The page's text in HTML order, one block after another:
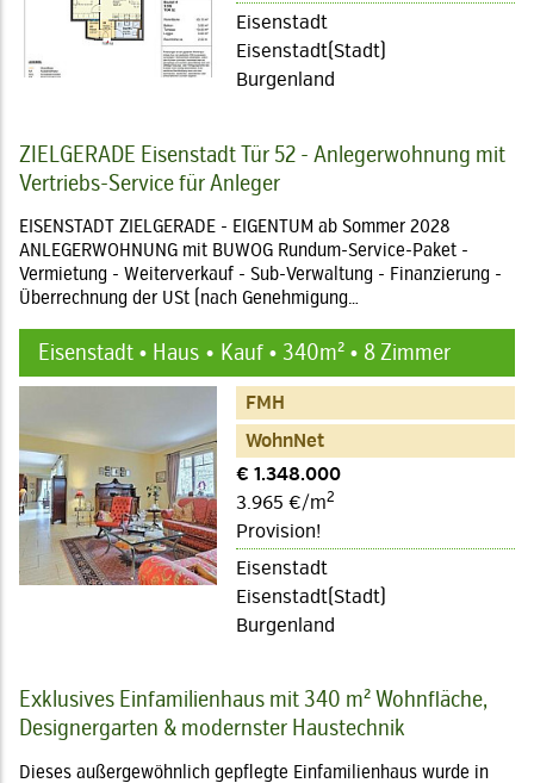
Eisenstadt
Eisenstadt(Stadt)
Burgenland
ZIELGERADE Eisenstadt Tür 52 - Anlegerwohnung mit
Vertriebs-Service für Anleger
EISENSTADT ZIELGERADE - EIGENTUM ab Sommer 2028
ANLEGERWOHNUNG mit BUWOG Rundum-Service-Paket -
Vermietung - Weiterverkauf - Sub-Verwaltung - Finanzierung -
Überrechnung der USt (nach Genehmigung…
Eisenstadt • Haus Kauf • 340m² • 8 Zimmer
FMH
WohnNet
€ 1.348.000
3.965 €/m2
Provision!
Eisenstadt
Eisenstadt(Stadt)
Burgenland
Exklusives Einfamilienhaus mit 340 m² Wohnfläche,
Designergarten & modernster Haustechnik
Dieses außergewöhnlich gepflegte Einfamilienhaus wurde in